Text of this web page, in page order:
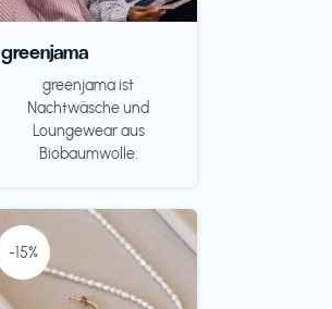
greenjama
greenjama ist
Nachtwäsche und
Loungewear aus
Biobaumwolle.
-15%